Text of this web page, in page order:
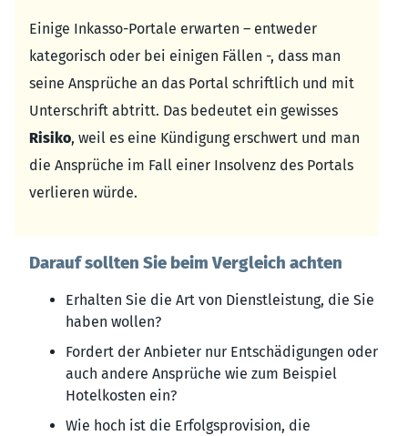
Einige Inkasso-Portale erwarten – entweder
kategorisch oder bei einigen Fällen -, dass man
seine Ansprüche an das Portal schriftlich und mit
Unterschrift abtritt. Das bedeutet ein gewisses
Risiko, weil es eine Kündigung erschwert und man
die Ansprüche im Fall einer Insolvenz des Portals
verlieren würde.
Darauf sollten Sie beim Vergleich achten
Erhalten Sie die Art von Dienstleistung, die Sie
haben wollen?
Fordert der Anbieter nur Entschädigungen oder
auch andere Ansprüche wie zum Beispiel
Hotelkosten ein?
Wie hoch ist die Erfolgsprovision, die